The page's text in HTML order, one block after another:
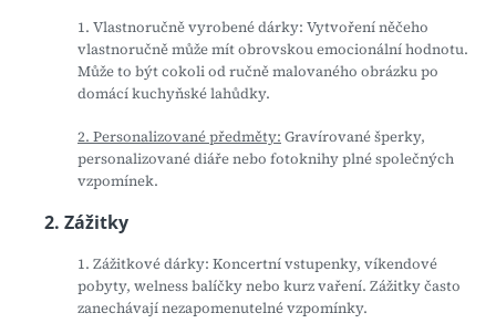
1. Vlastnoručně vyrobené dárky: Vytvoření něčeho
vlastnoručně může mít obrovskou emocionální hodnotu.
Může to být cokoli od ručně malovaného obrázku po
domácí kuchyňské lahůdky.
2. Personalizované předměty: Gravírované šperky,
personalizované diáře nebo fotoknihy plné společných
vzpomínek.
2. Zážitky
1. Zážitkové dárky: Koncertní vstupenky, víkendové
pobyty, welness balíčky nebo kurz vaření. Zážitky často
zanechávají nezapomenutelné vzpomínky.